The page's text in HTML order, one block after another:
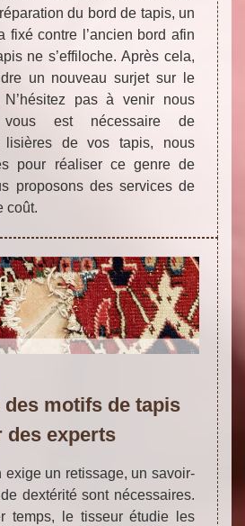
du bord de tapis, un
fixé contre l’ancien bord afin
ne s’effiloche. Après cela,
un nouveau surjet sur le
N’hésitez pas à venir nous
vous est nécessaire de
lisières de vos tapis, nous
pour réaliser ce genre de
proposons des services de
coût.
des motifs de tapis
des experts
exige un retissage, un savoir-
dextérité sont nécessaires.
temps, le tisseur étudie les